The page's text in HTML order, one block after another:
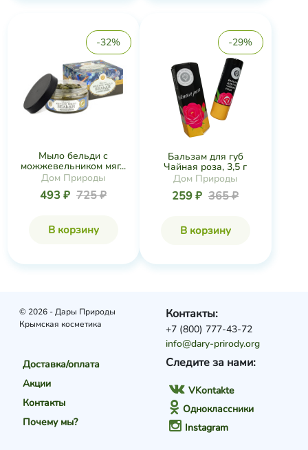
-32%
Мыло бельди с
можжевельником мяг...
Дом Природы
493 ₽ 725 ₽
В корзину
-29%
Бальзам для губ
Чайная роза, 3,5 г
Дом Природы
259 ₽ 365 ₽
В корзину
© 2026 - Дары Природы
Крымская косметика
Доставка/оплата
Акции
Контакты
Почему мы?
Следите за нами:
VKontakte
Одноклассники
Instagram
Контакты:
+7 (800) 777-43-72
info@dary-prirody.org